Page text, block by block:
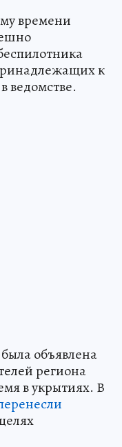
времени
к
ведомстве.
объявлена
региона
в укрытиях. В